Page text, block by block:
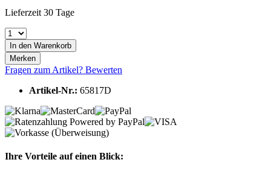
Lieferzeit 30 Tage
In den Warenkorb
Merken
Fragen zum Artikel? Bewerten
Artikel-Nr.: 65817D
Ihre Vorteile auf einen Blick: